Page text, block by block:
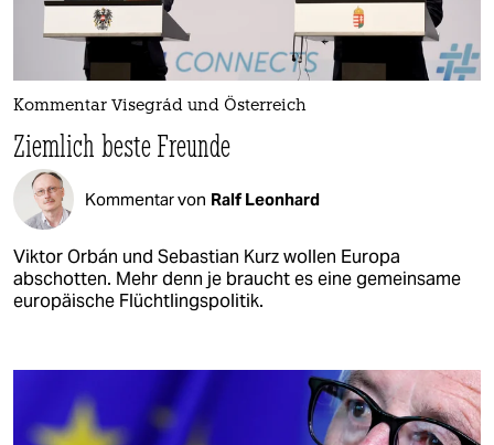
Kommentar Visegrád und Österreich
Ziemlich beste Freunde
Kommentar von Ralf Leonhard
Viktor Orbán und Sebastian Kurz wollen Europa
abschotten. Mehr denn je braucht es eine gemeinsame
europäische Flüchtlingspolitik.